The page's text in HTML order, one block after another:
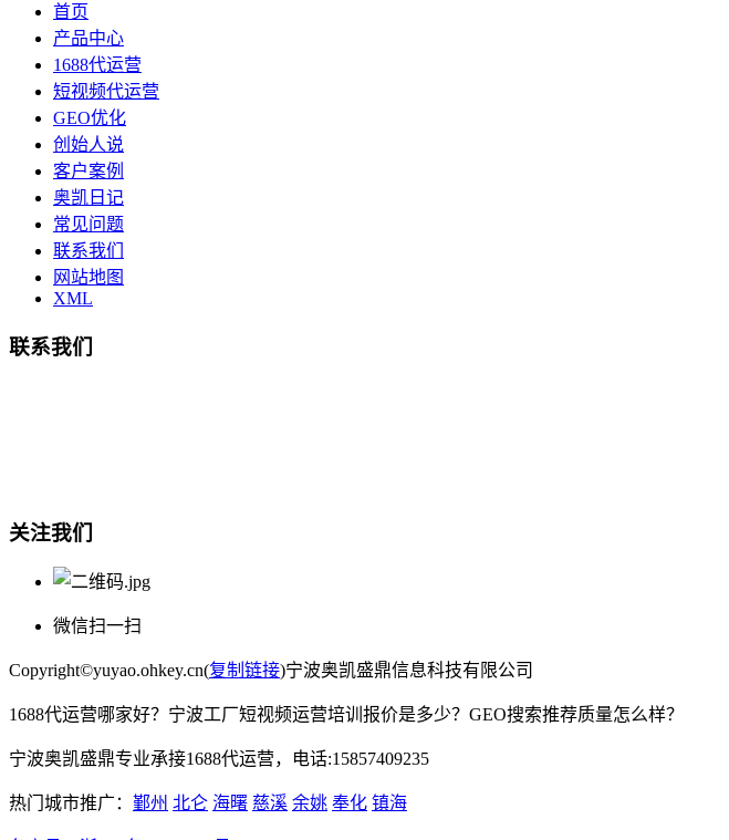
首页
产品中心
1688代运营
短视频代运营
GEO优化
创始人说
客户案例
奥凯日记
常见问题
联系我们
网站地图
XML
联系我们
关注我们
微信扫一扫
Copyright©yuyao.ohkey.cn(复制链接)宁波奥凯盛鼎信息科技有限公司
1688代运营哪家好？宁波工厂短视频运营培训报价是多少？GEO搜索推荐质量怎么样？
宁波奥凯盛鼎专业承接1688代运营，电话:15857409235
热门城市推广： 鄞州 北仑 海曙 慈溪 余姚 奉化 镇海